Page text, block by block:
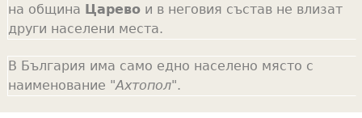
на община Царевои в неговия състав не влизат
други населени места.
В България има само едно населено място с
наименование "Ахтопол".